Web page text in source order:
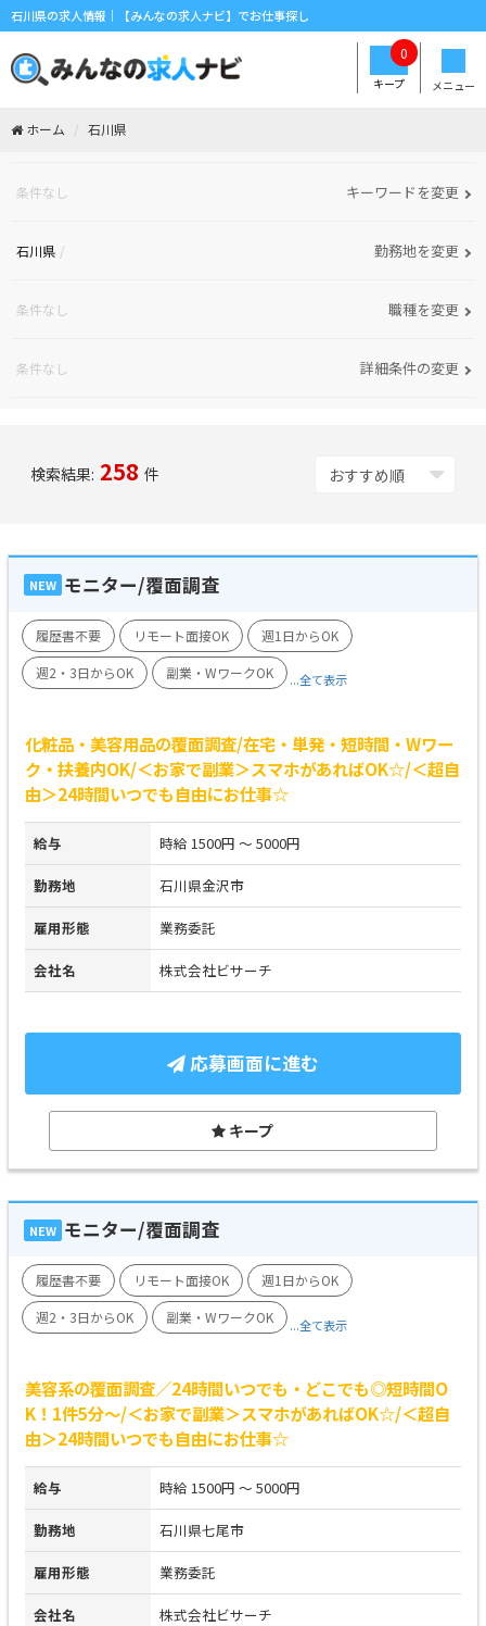
石川県の求人情報｜【みんなの求人ナビ】でお仕事探し
メニュー
キープ
0
ホーム 石川県
条件なし キーワードを変更
石川県 勤務地を変更
条件なし 職種を変更
条件なし 詳細条件の変更
検索結果: 258 件
NEW モニター/覆面調査
履歴書不要 リモート面接OK
週1日からOK
週2・3日からOK
副業・WワークOK ...全て表示
化粧品・美容用品の覆面調査/在宅・単発・短時間・Wワー
ク・扶養内OK/＜お家で副業＞スマホがあればOK☆/＜超自
由＞24時間いつでも自由にお仕事☆
給与 時給 1500円 ～ 5000円
勤務地 石川県金沢市
雇用形態 業務委託
会社名 株式会社ビサーチ
応募画面に進む
キープ
NEW モニター/覆面調査
履歴書不要 リモート面接OK
週1日からOK
週2・3日からOK
副業・WワークOK ...全て表示
美容系の覆面調査／24時間いつでも・どこでも◎短時間O
K！1件5分～/＜お家で副業＞スマホがあればOK☆/＜超自
由＞24時間いつでも自由にお仕事☆
給与 時給 1500円 ～ 5000円
勤務地 石川県七尾市
雇用形態 業務委託
会社名 株式会社ビサーチ